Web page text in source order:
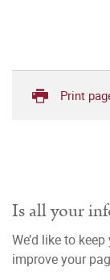
Print
Is all your
We’d like to
improve your